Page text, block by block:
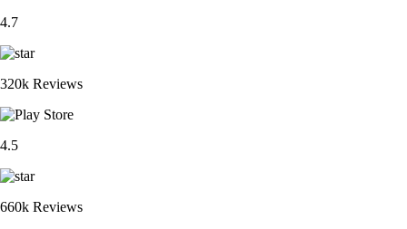
4.7
320k Reviews
4.5
660k Reviews